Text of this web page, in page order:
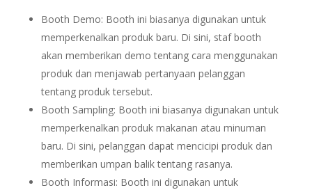
Booth Demo: Booth ini biasanya digunakan untuk
memperkenalkan produk baru. Di sini, staf booth
akan memberikan demo tentang cara menggunakan
produk dan menjawab pertanyaan pelanggan
tentang produk tersebut.
Booth Sampling: Booth ini biasanya digunakan untuk
memperkenalkan produk makanan atau minuman
baru. Di sini, pelanggan dapat mencicipi produk dan
memberikan umpan balik tentang rasanya.
Booth Informasi: Booth ini digunakan untuk